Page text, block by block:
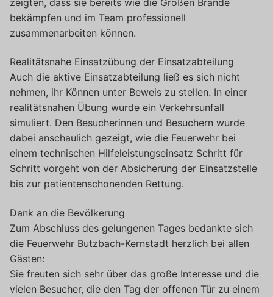
bekämpfen und im Team professionell
zusammenarbeiten können.
Realitätsnahe Einsatzübung der Einsatzabteilung
Auch die aktive Einsatzabteilung ließ es sich nicht
nehmen, ihr Können unter Beweis zu stellen. In einer
realitätsnahen Übung wurde ein Verkehrsunfall
simuliert. Den Besucherinnen und Besuchern wurde
dabei anschaulich gezeigt, wie die Feuerwehr bei
einem technischen Hilfeleistungseinsatz Schritt für
Schritt vorgeht von der Absicherung der Einsatzstelle
bis zur patientenschonenden Rettung.
Dank an die Bevölkerung
Zum Abschluss des gelungenen Tages bedankte sich
die Feuerwehr Butzbach-Kernstadt herzlich bei allen
Gästen:
Sie freuten sich sehr über das große Interesse und die
vielen Besucher, die den Tag der offenen Tür zu einem